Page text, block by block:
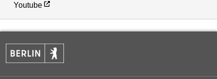
Youtube